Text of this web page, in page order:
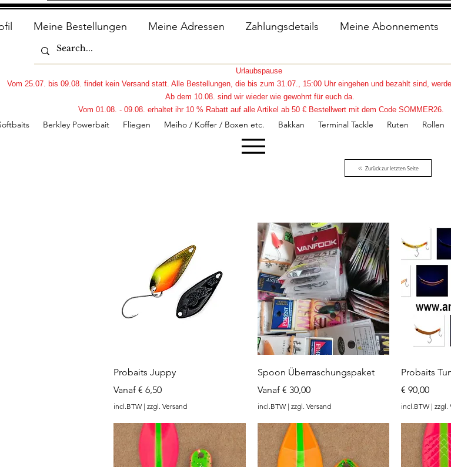
www.angel-area.com
Meine Bestellungen Meine Adressen Zahlungsdetails Meine Abonnements
Berkley Powerbait Fliegen Meiho / Koffer / Boxen etc. Bakkan Terminal Tackle Ruten Rollen
Urlaubspause
Vom 25.07. bis 09.08. findet kein Versand statt. Alle Bestellungen, die bis zum 31.07., 15:00 Uhr eingehen und bezahlt sind,
Ab dem 10.08. sind wir wieder wie gewohnt für euch da.
Vom 01.08. - 09.08. erhaltet ihr 10 % Rabatt auf alle Artikel ab 50 € Bestellwert mit dem Code SOMMER26.
Zurück zur letzten Seite
Snel overzicht
Probaits Juppy
Vanaf € 6,50
Verkoopprijs
incl.BTW | zzgl. Versand
Snel overzicht
Spoon Überraschungspaket
Vanaf € 30,00
Verkoopprijs
incl.BTW | zzgl. Versand
Probaits
Prijs
€ 90,00
incl.BTW | zzgl.